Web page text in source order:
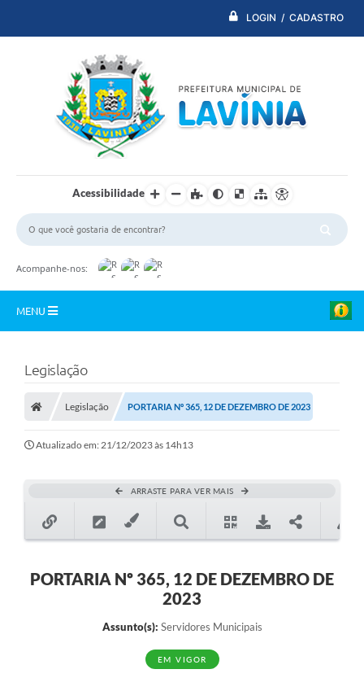
LOGIN / CADASTRO
Acessibilidade
Acompanhe-nos:
MENU
Transparência Municipal
Conselhos de Educação
Legislação
Legislação PORTARIA Nº 365, 12 DE DEZEMBRO DE 2023
Atualizado em: 21/12/2023 às 14h13
ARRASTE PARA VER MAIS
PORTARIA Nº 365, 12 DE DEZEMBRO DE
2023
Assunto(s): Servidores Municipais
EM VIGOR